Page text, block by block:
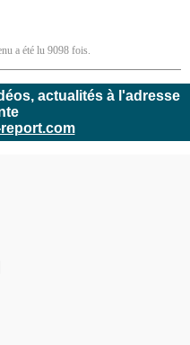
a été lu 9098 fois.
actualités à l'adresse